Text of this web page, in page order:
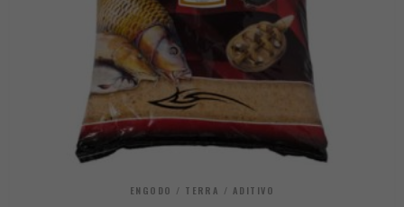
ENGODO / TERRA / ADITIVO